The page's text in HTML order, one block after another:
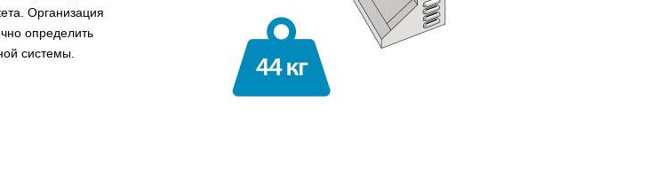
Организация
определить
системы.